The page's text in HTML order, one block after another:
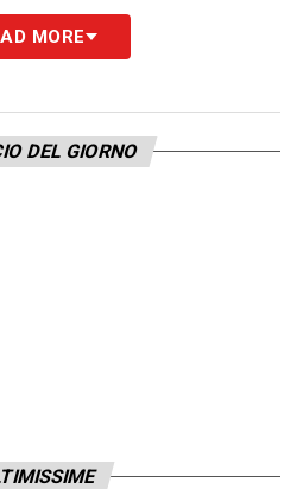
da altri club, avremmo
calciatori che
NOSTRE TOP NEWS
MORE
DEL GIORNO